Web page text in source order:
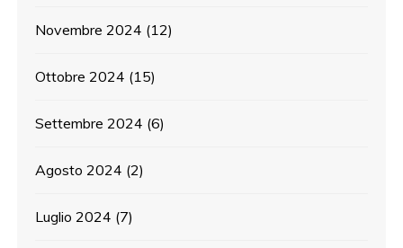
Novembre 2024 (12)
Ottobre 2024 (15)
Settembre 2024 (6)
Agosto 2024 (2)
Luglio 2024 (7)